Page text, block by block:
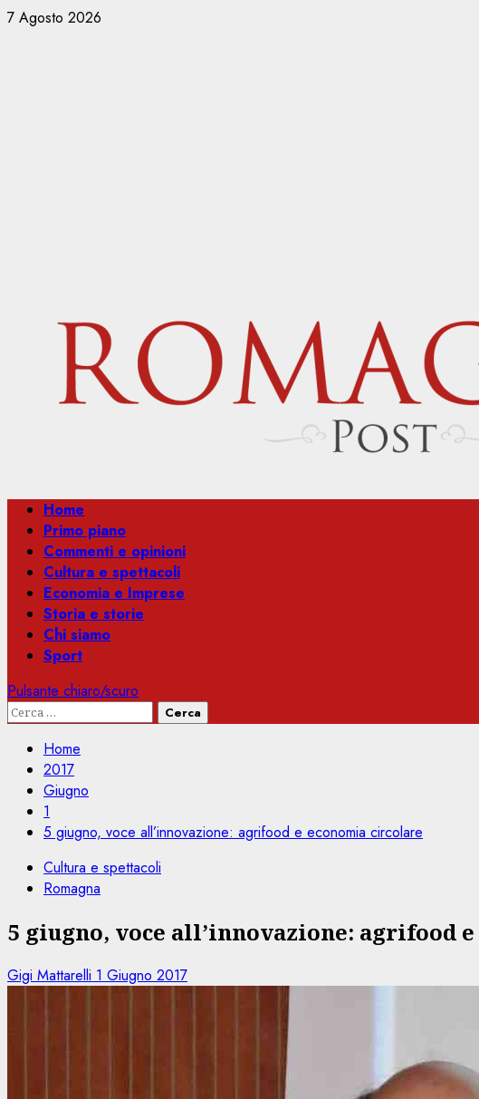
Vai
7 Agosto 2026
Menu
principale
Home
Primo piano
Commenti e opinioni
Cultura e spettacoli
Economia e Imprese
Storia e storie
Chi siamo
Sport
Pulsante chiaro/scuro
Ricerca
Home
2017
Giugno
1
5 giugno, voce all’innovazione: agrifood e economia circolare
Cultura e spettacoli
Romagna
5 giugno, voce all’innovazione: agrifood
Gigi Mattarelli 1 Giugno 2017